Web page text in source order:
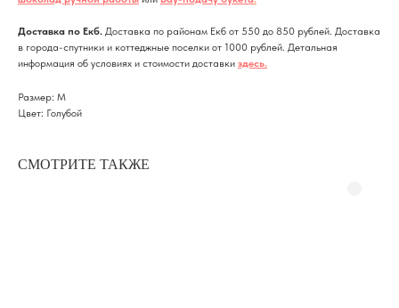
Доставка по Екб. Доставка по районам Екб от 550 до 850 рублей. Доставка
в города-спутники и коттеджные поселки от 1000 рублей. Детальная
информация об условиях и стоимости доставки здесь.
Размер: M
Цвет: Голубой
СМОТРИТЕ ТАКЖЕ